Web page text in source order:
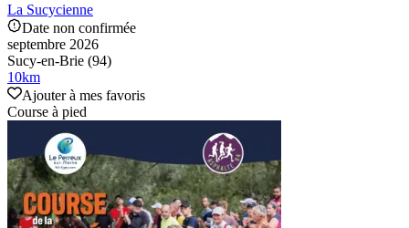
La Sucycienne
Date non confirmée
septembre 2026
Sucy-en-Brie (94)
10km
Ajouter à mes favoris
Course à pied